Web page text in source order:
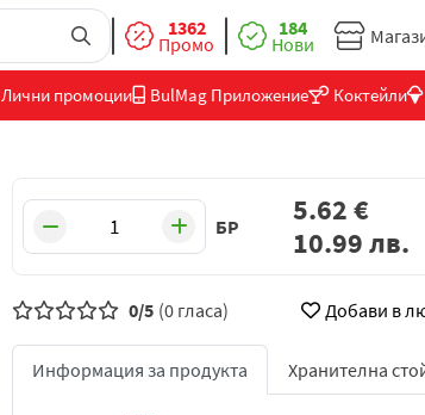
1362
Промо
184
Нови
Лични промоции BulMag Приложение Коктейли
БР 5.62€
10.99лв.
0/5 (0 гласа) Добави в
Информация за продукта Хранителна